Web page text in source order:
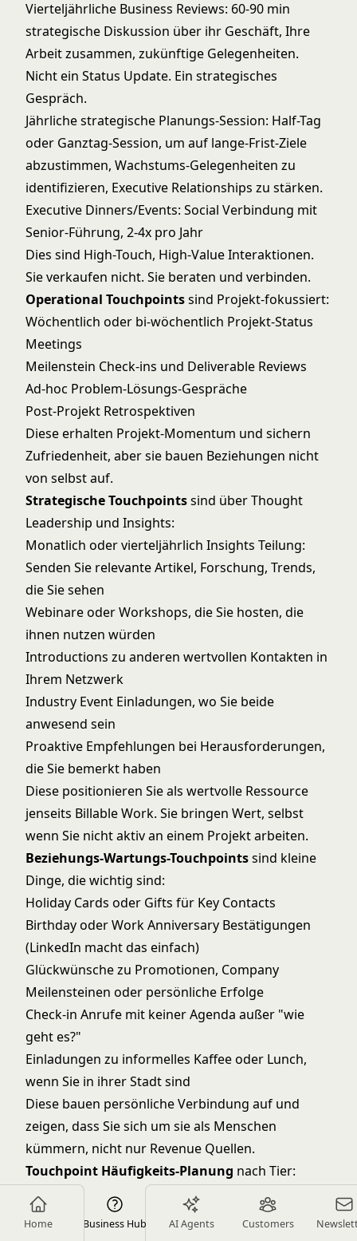
Home Business Hub AI Agents Customers
Vierteljährliche Business Reviews: 60-90 min
strategische Diskussion über ihr Geschäft, Ihre
Arbeit zusammen, zukünftige Gelegenheiten.
Nicht ein Status Update. Ein strategisches
Gespräch.
Jährliche strategische Planungs-Session: Half-Tag
oder Ganztag-Session, um auf lange-Frist-Ziele
abzustimmen, Wachstums-Gelegenheiten zu
identifizieren, Executive Relationships zu stärken.
Executive Dinners/Events: Social Verbindung mit
Senior-Führung, 2-4x pro Jahr
Dies sind High-Touch, High-Value Interaktionen.
Sie verkaufen nicht. Sie beraten und verbinden.
Operational Touchpointssind Projekt-fokussiert:
Wöchentlich oder bi-wöchentlich Projekt-Status
Meetings
Meilenstein Check-ins und Deliverable Reviews
Ad-hoc Problem-Lösungs-Gespräche
Post-Projekt Retrospektiven
Diese erhalten Projekt-Momentum und sichern
Zufriedenheit, aber sie bauen Beziehungen nicht
von selbst auf.
Strategische Touchpointssind über Thought
Leadership und Insights:
Monatlich oder vierteljährlich Insights Teilung:
Senden Sie relevante Artikel, Forschung, Trends,
die Sie sehen
Webinare oder Workshops, die Sie hosten, die
ihnen nutzen würden
Introductions zu anderen wertvollen Kontakten in
Ihrem Netzwerk
Industry Event Einladungen, wo Sie beide
anwesend sein
Proaktive Empfehlungen bei Herausforderungen,
die Sie bemerkt haben
Diese positionieren Sie als wertvolle Ressource
jenseits Billable Work. Sie bringen Wert, selbst
wenn Sie nicht aktiv an einem Projekt arbeiten.
Beziehungs-Wartungs-Touchpointssind kleine
Dinge, die wichtig sind:
Holiday Cards oder Gifts für Key Contacts
Birthday oder Work Anniversary Bestätigungen
(LinkedIn macht das einfach)
Glückwünsche zu Promotionen, Company
Meilensteinen oder persönliche Erfolge
Check-in Anrufe mit keiner Agenda außer "wie
geht es?"
Einladungen zu informelles Kaffee oder Lunch,
wenn Sie in ihrer Stadt sind
Diese bauen persönliche Verbindung auf und
zeigen, dass Sie sich um sie als Menschen
kümmern, nicht nur Revenue Quellen.
Touchpoint Häufigkeits-Planung nach Tier:
Tier 1 (Transaktional):
Nur operative Touchpoints während aktiven